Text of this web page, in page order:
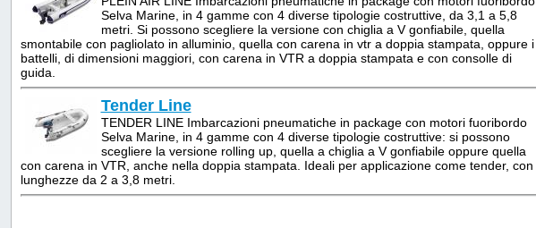
Selva Marine, in 4 gamme con 4 diverse tipologie costruttive, da 3,1 a 5,8
metri. Si possono scegliere la versione con chiglia a V gonfiabile, quella
smontabile con pagliolato in alluminio, quella con carena in vtr a doppia stampata, oppure i
battelli, di dimensioni maggiori, con carena in VTR a doppia stampata e con consolle di
guida.
Tender Line
TENDER LINE Imbarcazioni pneumatiche in package con motori fuoribordo
Selva Marine, in 4 gamme con 4 diverse tipologie costruttive: si possono
scegliere la versione rolling up, quella a chiglia a V gonfiabile oppure quella
con carena in VTR, anche nella doppia stampata. Ideali per applicazione come tender, con
lunghezze da 2 a 3,8 metri.